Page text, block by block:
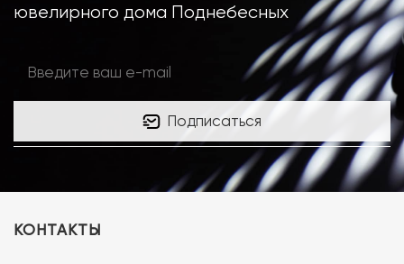
ювелирного дома Поднебесных
Подписаться
КОНТАКТЫ